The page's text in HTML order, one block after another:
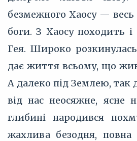
безмежного Хаосу — весь
боги. З Хаосу походить
Гея. Широко
дає життя всьому, що
А далеко під Землею, так
від нас неосяжне, ясне
глибині народився
жахлива безодня, повна